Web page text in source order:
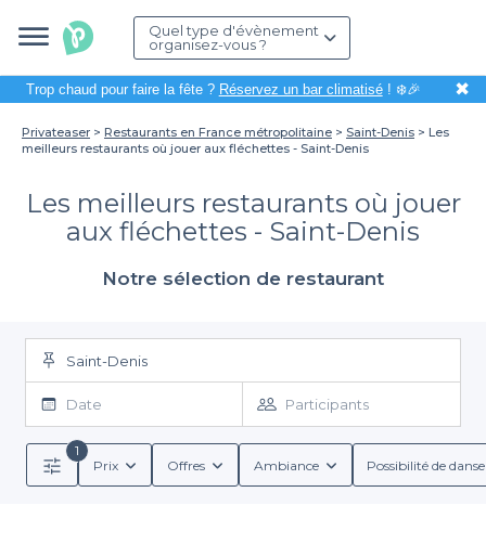
Quel type d'évènement
organisez-vous ?
Trop chaud pour faire la fête ? Réservez un bar climatisé! ❄️🎉 ✖
Privateaser Restaurants en France métropolitaine Saint-Denis
Les
meilleurs restaurants où jouer aux fléchettes - Saint-Denis
Les meilleurs restaurants où jouer
aux fléchettes - Saint-Denis
Notre sélection de restaurant
Saint-Denis
Date Participants
1
Prix
Offres Ambiance Possibilité de